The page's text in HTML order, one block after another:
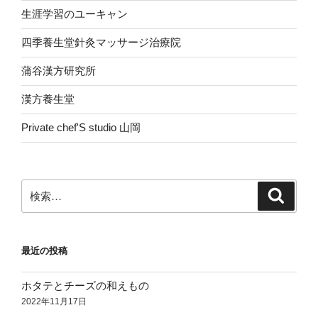
生涯学習のユーキャン
四季養生堂針灸マッサージ治療院
蒲谷漢方研究所
漢方養生堂
Private chef'S studio 山岡
索:
最近の投稿
ホタテとチーズの和えもの
2022年11月17日